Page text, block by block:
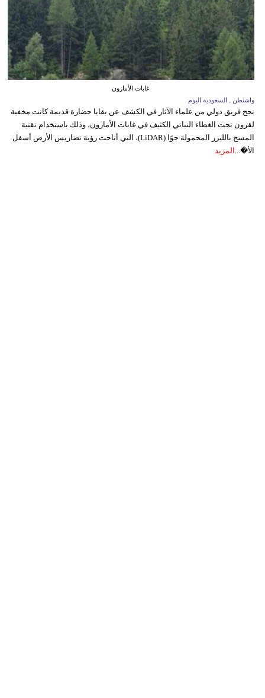
غابات الأمازون
واشنطن ـ السعودية اليوم
نجح فريق دولي من علماء الآثار في الكشف عن بقايا حضارة قديمة كانت مخفية
لقرون تحت الغطاء النباتي الكثيف في غابات الأمازون، وذلك باستخدام تقنية
المسح بالليزر المحمولة جوًا (LiDAR)، التي أتاحت رؤية تضاريس الأرض أسفل
الأ�... المزيد